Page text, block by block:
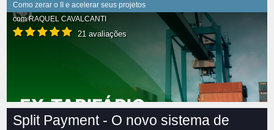
Como zerar o II e acelerar seus projetos
comRAQUEL CAVALCANTI
21 avaliações
Split Payment - O novo sistema de